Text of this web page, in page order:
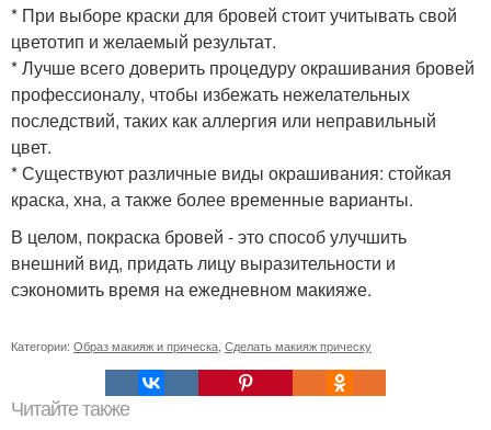
* При выборе краски для бровей стоит учитывать свой
цветотип и желаемый результат.
* Лучше всего доверить процедуру окрашивания бровей
профессионалу, чтобы избежать нежелательных
последствий, таких как аллергия или неправильный
цвет.
* Существуют различные виды окрашивания: стойкая
краска, хна, а также более временные варианты.
В целом, покраска бровей - это способ улучшить
внешний вид, придать лицу выразительности и
сэкономить время на ежедневном макияже.
Категории: Образ макияж и прическа Сделать макияж прическу
Читайте также